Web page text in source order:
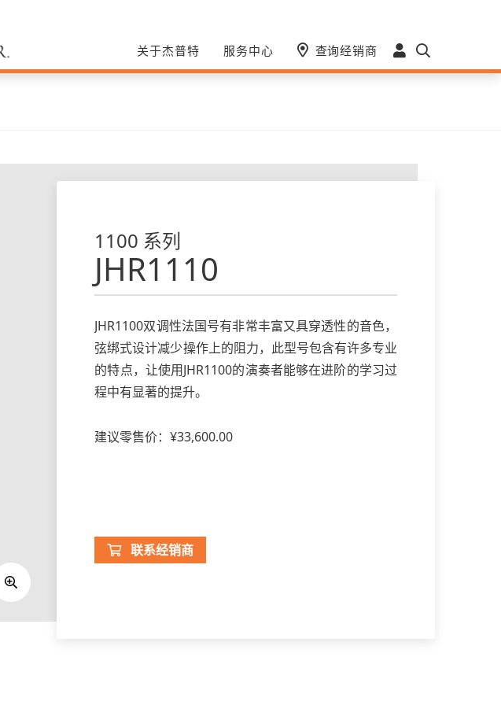
关于杰普特 服务中心 查询经销商
1100 系列
JHR1110
JHR1100双调性法国号有非常丰富又具穿透性的音色，
弦绑式设计减少操作上的阻力，此型号包含有许多专业
的特点，让使用JHR1100的演奏者能够在进阶的学习过
程中有显著的提升。
建议零售价：¥33,600.00
联系经销商